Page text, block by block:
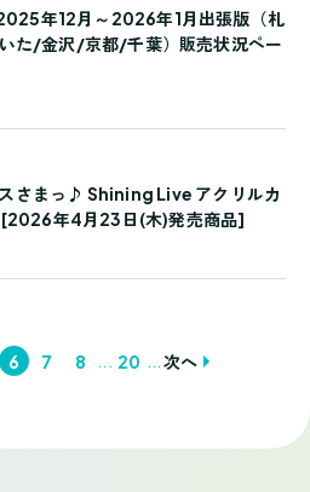
年12月～2026年1月出張版（札
た/金沢/京都/千葉）販売状況ペー
さまっ♪ Shining Live アクリルカ
[2026年4月23日(木)発売商品]
6 7 8 20 次へ